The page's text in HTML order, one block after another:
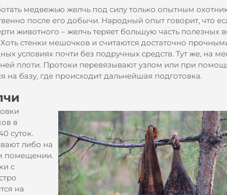
медвежью желчь под силу только опытным
после его добычи. Народный опыт говорит, что
животного – желчь теряет большую часть полезных
стенки мешочков и считаются достаточно
условиях почти без подручных средств. Тут же, на
плоти. Протоки перевязывают узлом или при
базу, где происходит дальнейшая подготовка.
в
суток.
либо на
помещении.
с
на